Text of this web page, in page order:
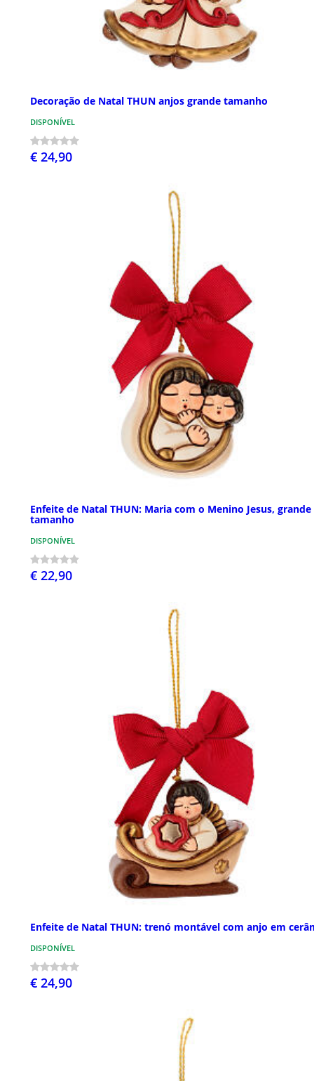
Decoração de Natal THUN anjos grande tamanho
DISPONÍVEL
€ 24,90
Enfeite de Natal THUN: Maria com o Menino Jesus, grande
tamanho
DISPONÍVEL
€ 22,90
Enfeite de Natal THUN: trenó montável com anjo em
DISPONÍVEL
€ 24,90